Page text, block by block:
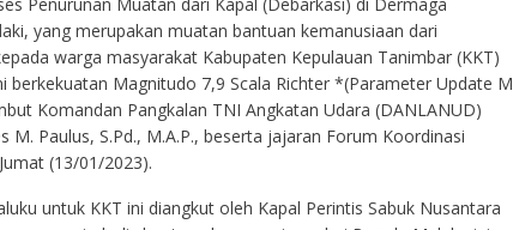
yang merupakan muatan bantuan kemanusiaan dari
warga masyarakat Kabupaten Kepulauan Tanimbar (KKT)
berkekuatan Magnitudo 7,9 Scala Richter *(Parameter Update M
Komandan Pangkalan TNI Angkatan Udara (DANLANUD)
Paulus, S.Pd., M.A.P., beserta jajaran Forum Koordinasi
(13/01/2023).
untuk KKT ini diangkut oleh Kapal Perintis Sabuk Nusantara